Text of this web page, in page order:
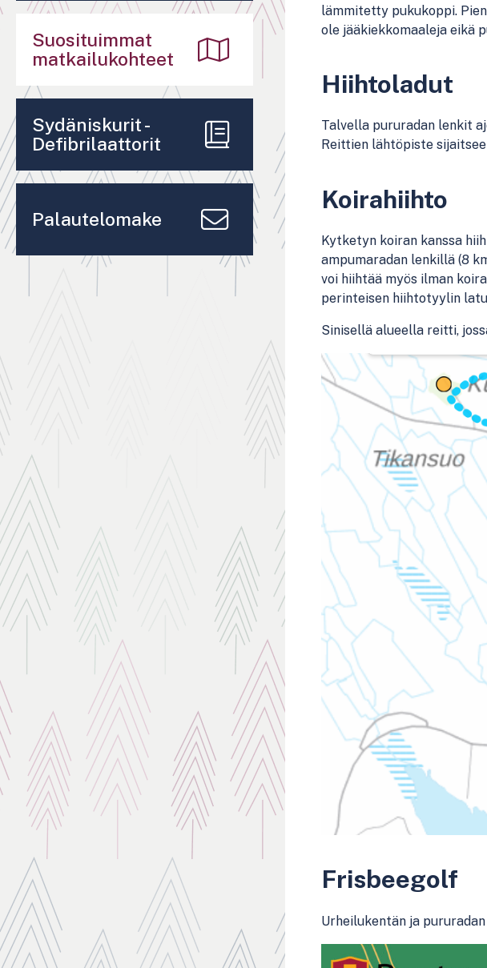
lämmitetty pukukoppi.
ole jääkiekkomaaleja eikä
Hiihtoladut
Talvella pururadan lenkit
Reittien lähtöpiste
Koirahiihto
Kytketyn koiran kanssa
ampumaradan lenkillä (8
voi hiihtää myös ilman
perinteisen hiihtotyylin
Sinisellä alueella reitti,
Frisbeegolf
Urheilukentän ja
Suosituimmat
matkailukohteet
Sydäniskurit -
Defibrilaattorit
Palautelomake